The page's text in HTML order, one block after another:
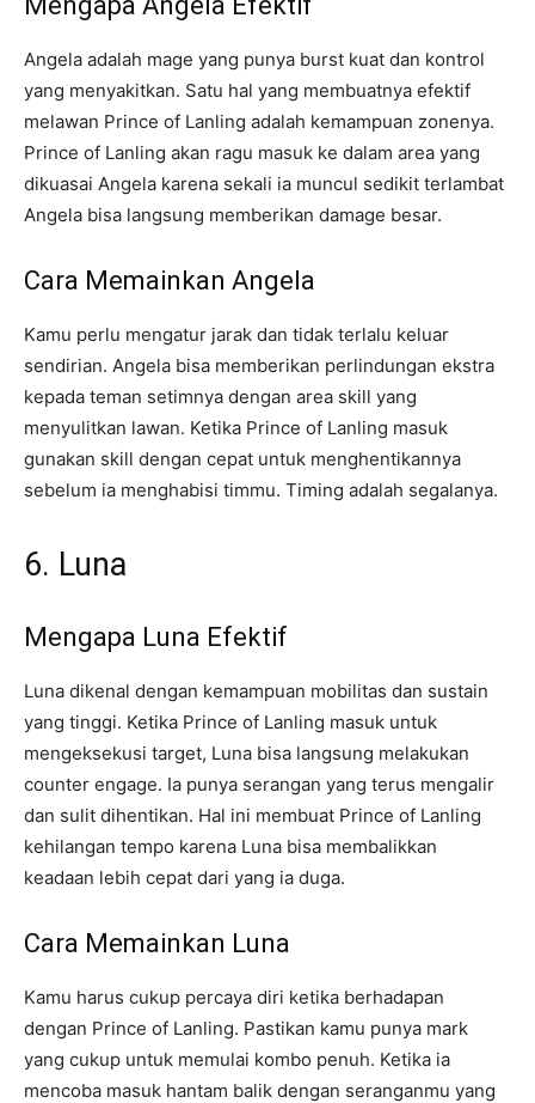
Angela adalah mage yang punya burst kuat dan kontrol
yang menyakitkan. Satu hal yang membuatnya efektif
melawan Prince of Lanling adalah kemampuan zonenya.
Prince of Lanling akan ragu masuk ke dalam area yang
dikuasai Angela karena sekali ia muncul sedikit terlambat
Angela bisa langsung memberikan damage besar.
Cara Memainkan Angela
Kamu perlu mengatur jarak dan tidak terlalu keluar
sendirian. Angela bisa memberikan perlindungan ekstra
kepada teman setimnya dengan area skill yang
menyulitkan lawan. Ketika Prince of Lanling masuk
gunakan skill dengan cepat untuk menghentikannya
sebelum ia menghabisi timmu. Timing adalah segalanya.
6. Luna
Mengapa Luna Efektif
Luna dikenal dengan kemampuan mobilitas dan sustain
yang tinggi. Ketika Prince of Lanling masuk untuk
mengeksekusi target, Luna bisa langsung melakukan
counter engage. Ia punya serangan yang terus mengalir
dan sulit dihentikan. Hal ini membuat Prince of Lanling
kehilangan tempo karena Luna bisa membalikkan
keadaan lebih cepat dari yang ia duga.
Cara Memainkan Luna
Kamu harus cukup percaya diri ketika berhadapan
dengan Prince of Lanling. Pastikan kamu punya mark
yang cukup untuk memulai kombo penuh. Ketika ia
mencoba masuk hantam balik dengan seranganmu yang